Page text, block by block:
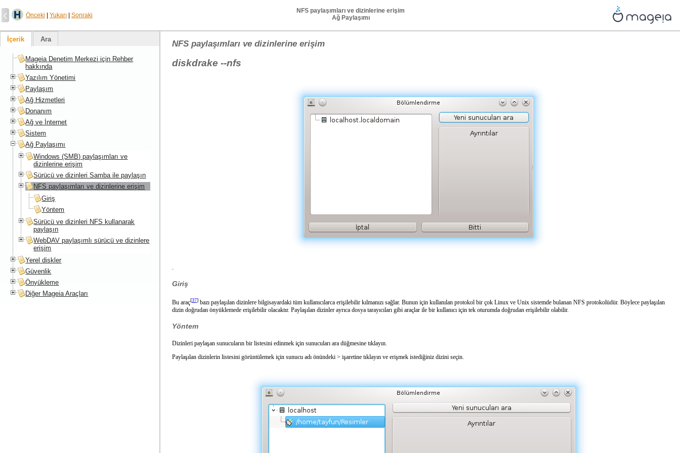
Önceki Yukarı Sonraki
NFS paylaşımları ve dizinlerine erişim
Ağ Paylaşımı
NFS paylaşımları ve dizinlerine erişim
diskdrake --nfs
Giriş
Bu araç[37] bazı paylaşılan dizinlere bilgisayardaki tüm kullanıcılarca erişilebilir kılmanızı sağlar. Bunun için kullanılan protokol bir çok Linux ve Unix sistemde bulanan NFS protokolüdür. Böylece paylaşılan
dizin doğrudan önyüklemede erişilebilir olacaktır. Paylaşılan dizinler ayrıca dosya tarayıcıları gibi araçlar ile bir kullanıcı için tek oturumda doğrudan erişilebilir olabilir.
Yöntem
Dizinleri paylaşan sunucuların bir listesini edinmek için sunucuları ara düğmesine tıklayın.
Paylaşılan dizinlerin listesini görüntülemek için sunucu adı önündeki > işaretine tıklayın ve erişmek istediğiniz dizini seçin.
İçerik Ara
Mageia Denetim Merkezi için Rehber
hakkında
Yazılım Yönetimi
Paylaşım
Ağ Hizmetleri
Donanım
Ağ ve İnternet
Sistem
Ağ Paylaşımı
Windows (SMB) paylaşımları ve
dizinlerine erişim
Sürücü ve dizinleri Samba ile paylaşın
NFS paylaşımları ve dizinlerine erişim
Giriş
Yöntem
Sürücü ve dizinleri NFS kullanarak
paylaşın
WebDAV paylaşımlı sürücü ve dizinlere
erişim
Yerel diskler
Güvenlik
Önyükleme
Diğer Mageia Araçları